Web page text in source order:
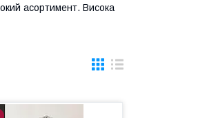
асортимент. Висока